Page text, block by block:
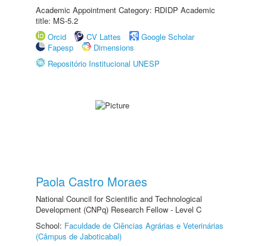
Academic Appointment Category: RDIDP Academic
title: MS-5.2
Orcid
CV Lattes
Google Scholar
Fapesp
Dimensions
Repositório Institucional UNESP
Paola Castro Moraes
National Council for Scientific and Technological
Development (CNPq) Research Fellow - Level C
School: Faculdade de Ciências Agrárias e Veterinárias
(Câmpus de Jaboticabal)